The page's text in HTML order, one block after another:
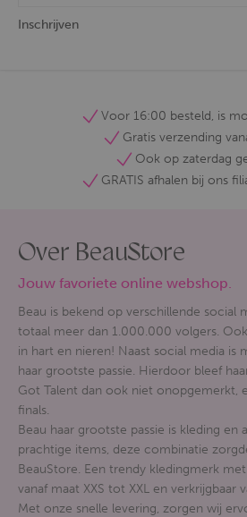
Inschrijven
Voor 16:00 besteld, is
Gratis verzending
Ook op zaterdag
GRATIS afhalen bij ons
Over BeauStore
Jouw favoriete online webshop.
Beau is bekend op verschillende social
totaal meer dan 1.000.000 volgers.
in hart en nieren! Naast social media is
haar grootste passie. Hierdoor bleef
Got Talent dan ook niet onopgemerkt,
finals.
Beau haar grootste passie is kleding en
prachtige items, deze combinatie
BeauStore. Een trendy kledingmerk
vanaf maat XXS tot XXL en verkrijgbaar
Met onze snelle levering, zorgen wij